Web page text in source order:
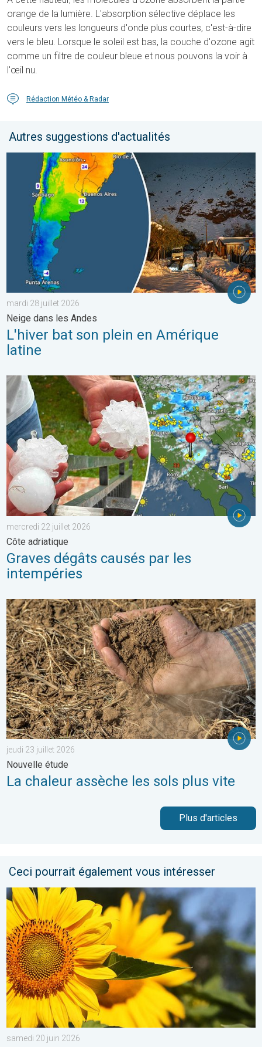
orange de la lumière. L'absorption sélective déplace les
couleurs vers les longueurs d'onde plus courtes, c'est-à-dire
vers le bleu. Lorsque le soleil est bas, la couche d'ozone agit
comme un filtre de couleur bleue et nous pouvons la voir à
l'œil nu.
Rédaction Météo & Radar
Autres suggestions d'actualités
L'hiver bat son plein en Amérique latine. Neige dans les
mardi 28 juillet 2026
Neige dans les Andes
L'hiver bat son plein en Amérique
latine
Graves dégâts causés par les intempéries. Côte adriatique. .
mercredi 22 juillet 2026
Côte adriatique
Graves dégâts causés par les
intempéries
La chaleur assèche les sols plus vite. Nouvelle étude. . . jeudi
jeudi 23 juillet 2026
Nouvelle étude
La chaleur assèche les sols plus vite
Plus d'articles
Ceci pourrait également vous intéresser
Soleil et chaleur règnent en maître. Météo de votre dimanche.
samedi 20 juin 2026